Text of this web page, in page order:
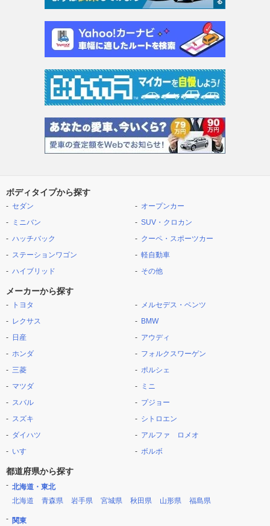
ボディタイプから探す
セダン
ミニバン
ハッチバック
ステーションワゴン
ハイブリッド
オープンカー
SUV・クロカン
クーペ・スポーツカー
軽自動車
その他
メーカーから探す
トヨタ
レクサス
日産
ホンダ
三菱
マツダ
スバル
スズキ
ダイハツ
いすゞ
メルセデス・ベンツ
BMW
アウディ
フォルクスワーゲン
ポルシェ
ミニ
プジョー
シトロエン
アルファ ロメオ
ボルボ
都道府県から探す
北海道・東北
北海道
青森県 岩手県 宮城県 秋田県 山形県 福島県
関東